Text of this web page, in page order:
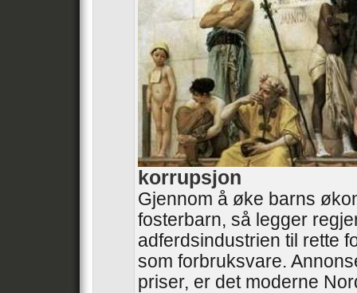
korrupsjon
Gjennom å øke barns
fosterbarn, så legger
adferdsindustrien til rette
som forbruksvare.
priser, er det moderne